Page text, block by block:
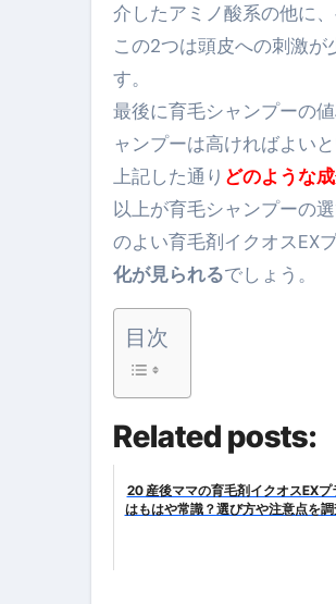
【必見】も
フリーラ
自己破産中
自己破産に
体脂肪が落
No.102 9割
アーモンド
5キロ痩せる
ムームード
なくす不
介したアミノ酸系の他に
この2つは頭皮への刺激
す。
最後に育毛シャンプーの
ャンプーは高ければよい
上記した通り どのような
以上が育毛シャンプーの
のよい育毛剤イクオスEX
化が見られるでしょう。
目次
Related posts:
20 産後ママの育毛剤イクオスEXプ
はもはや常識？選び方や注意点を